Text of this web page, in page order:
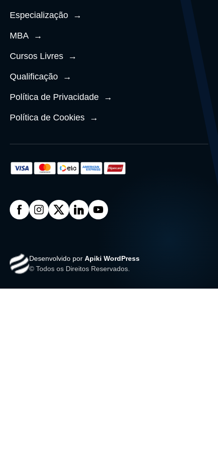
Especialização →
MBA →
Cursos Livres →
Qualificação →
Política de Privacidade →
Política de Cookies →
Desenvolvido por Apiki WordPress
© Todos os Direitos Reservados.